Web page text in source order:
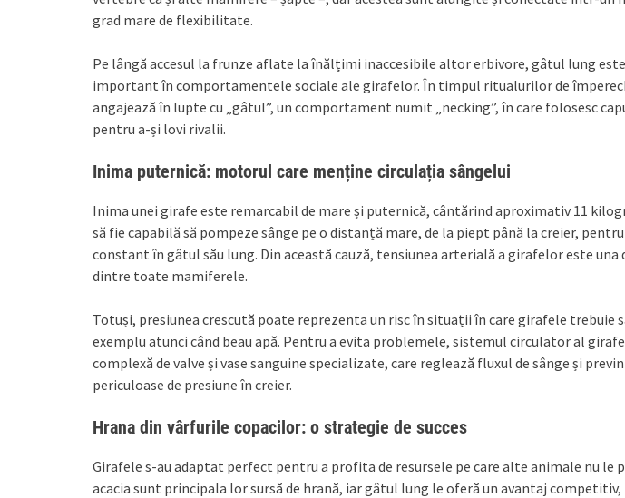
grad mare de flexibilitate.
Pe lângă accesul la frunze aflate la înălțimi inaccesibile altor erbivore, gâtul lung
important în comportamentele sociale ale girafelor. În timpul ritualurilor de
angajează în lupte cu „gâtul”, un comportament numit „necking”, în care folosesc
pentru a-și lovi rivalii.
Inima puternică: motorul care menține circulația sângelui
Inima unei girafe este remarcabil de mare și puternică, cântărind aproximativ 11
să fie capabilă să pompeze sânge pe o distanță mare, de la piept până la creier,
constant în gâtul său lung. Din această cauză, tensiunea arterială a girafelor este una
dintre toate mamiferele.
Totuși, presiunea crescută poate reprezenta un risc în situații în care girafele trebuie
exemplu atunci când beau apă. Pentru a evita problemele, sistemul circulator al
complexă de valve și vase sanguine specializate, care reglează fluxul de sânge și
periculoase de presiune în creier.
Hrana din vârfurile copacilor: o strategie de succes
Girafele s-au adaptat perfect pentru a profita de resursele pe care alte animale nu le
acacia sunt principala lor sursă de hrană, iar gâtul lung le oferă un avantaj